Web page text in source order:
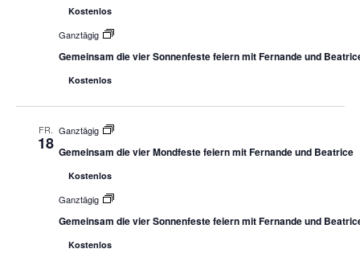
Kostenlos
Ganztägig
Gemeinsam die vier Sonnenfeste feiern mit Fernande und
Kostenlos
FR.
18
Ganztägig
Gemeinsam die vier Mondfeste feiern mit Fernande und Beatrice
Kostenlos
Ganztägig
Gemeinsam die vier Sonnenfeste feiern mit Fernande und
Kostenlos